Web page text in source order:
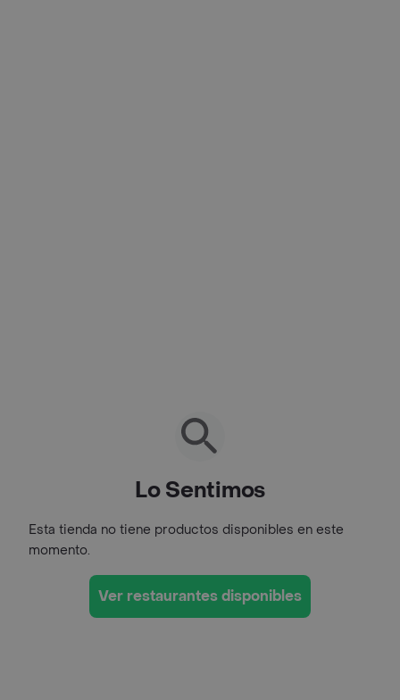
Lo Sentimos
Esta tienda no tiene productos disponibles en este
momento.
Ver restaurantes disponibles